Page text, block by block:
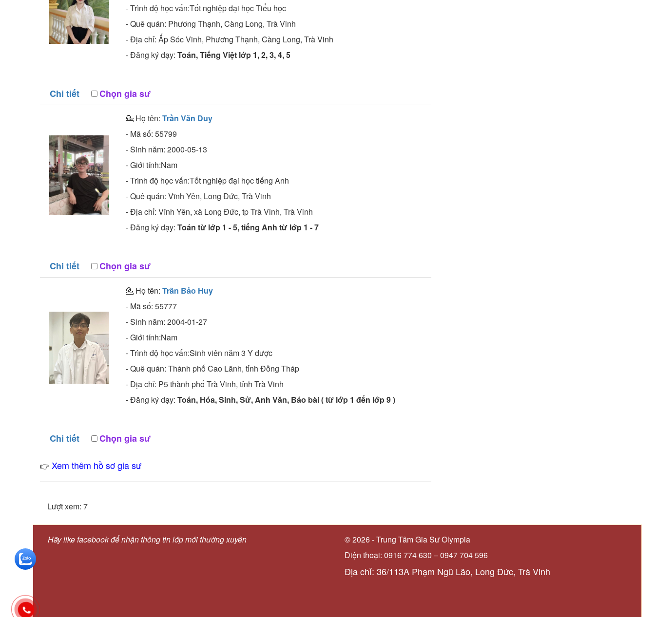
- Trình độ học vấn:Tốt nghiệp đại họcTiểu học
- Quê quán: Phương Thạnh, Càng Long, Trà Vinh
- Địa chỉ:Ấp Sóc Vinh, Phương Thạnh, Càng Long, Trà Vinh
- Đăng ký dạy:Toán, Tiếng Việt lớp 1, 2, 3, 4, 5
Chi tiết Chọn gia sư
💁 Họ tên:Trần Văn Duy
- Mã số: 55799
- Sinh năm:2000-05-13
- Giới tính:Nam
- Trình độ học vấn:Tốt nghiệp đại họctiếng Anh
- Quê quán:Vĩnh Yên, Long Đức, Trà Vinh
- Địa chỉ:Vĩnh Yên, xã Long Đức, tp Trà Vinh, Trà Vinh
- Đăng ký dạy:Toán từ lớp 1 - 5, tiếng Anh từ lớp 1 - 7
Chi tiết Chọn gia sư
💁 Họ tên:Trần Bảo Huy
- Mã số: 55777
- Sinh năm:2004-01-27
- Giới tính:Nam
- Trình độ học vấn:Sinh viên năm 3 Y dược
- Quê quán:Thành phố Cao Lãnh, tỉnh Đồng Tháp
- Địa chỉ: P5 thành phố Trà Vinh, tỉnh Trà Vinh
- Đăng ký dạy:Toán, Hóa, Sinh, Sử, Anh Văn, Báo bài ( từ lớp 1 đến lớp 9 )
Chi tiết Chọn gia sư
👉Xem thêm hồ sơ gia sư
Lượt xem: 7
Hãy like facebook để nhận thông tin lớp mới thường xuyên
© 2026 - Trung Tâm Gia Sư Olympia
Điện thoại: 0916 774 630 – 0947 704 596
Địa chỉ: 36/113A Phạm Ngũ Lão, Long Đức, Trà Vinh